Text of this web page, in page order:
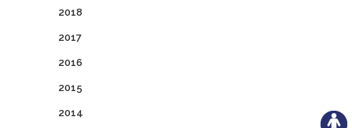
2018
2017
2016
2015
2014